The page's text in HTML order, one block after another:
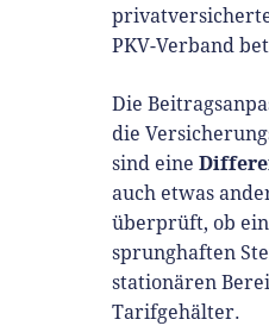
PKV-Verband
Die
die
sind eine
auch etwas
überprüft, ob
sprunghaften
stationären
Tarifgehälter.